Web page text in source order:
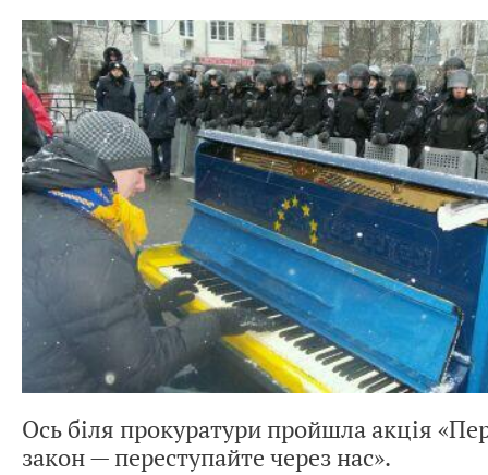
Ось біля прокуратури пройшла акція
закон — переступайте через нас».